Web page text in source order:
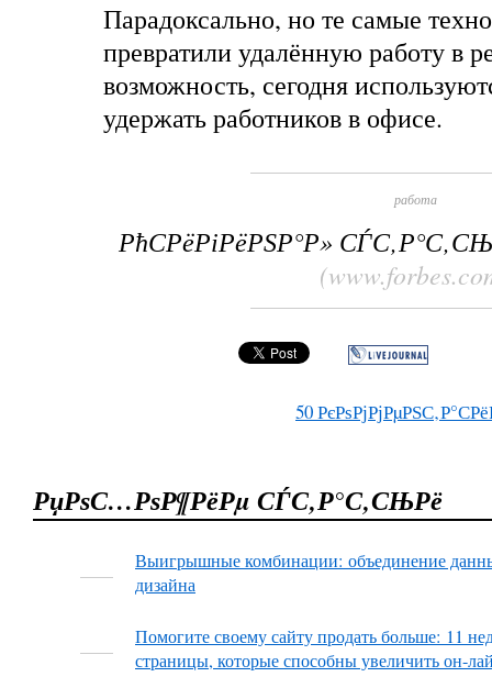
Парадоксально, но те самые
превратили удалённую работу в
возможность, сегодня
удержать работников в офисе.
работа
РћСРёРіРёРЅР°Р»
50
РџРѕС…РѕР¶РёРµ СЃС‚Р°С‚СЊРё
Выигрышные комбинации: объединение
дизайна
Помогите своему сайту продать больше: 11
страницы, которые способны увеличить он-